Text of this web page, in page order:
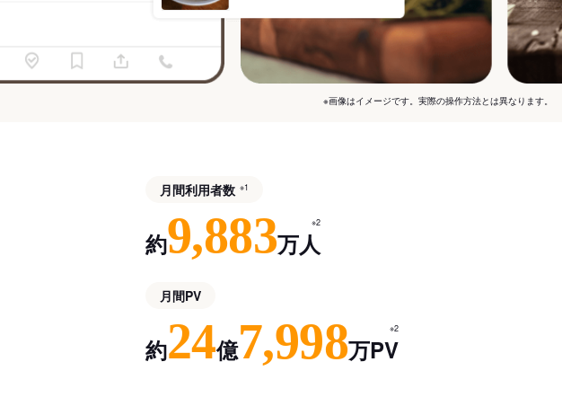
※画像はイメージです。実際の操作方法とは異なります。
月間利用者数 ※1
約9,883万人
※2
月間PV
約24億7,998万PV
※2